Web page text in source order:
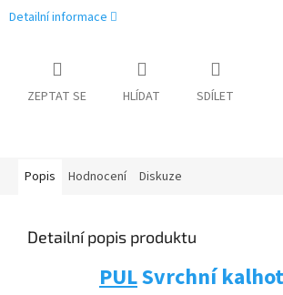
Detailní informace
ZEPTAT SE HLÍDAT SDÍLET
Popis Hodnocení Diskuze
Detailní popis produktu
PULSvrchní